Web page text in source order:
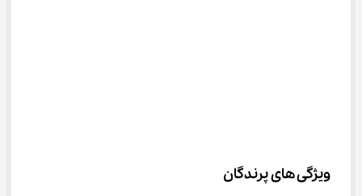
ویژگی های پرندگان